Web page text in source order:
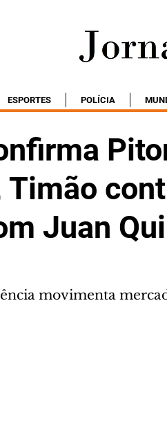
ESPORTES POLÍCIA
Timão
Juan
movimenta